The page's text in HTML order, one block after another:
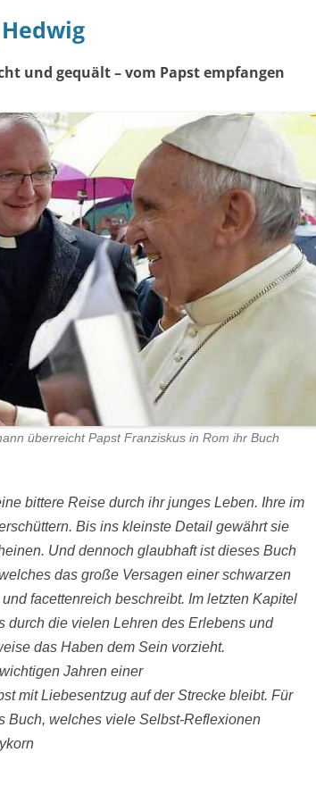
LITERATUR ÜBER DORSTEN
LINKS DANK
und gequält – vom Papst empfangen
überreicht Papst Franziskus in Rom ihr Buch
bittere Reise durch ihr junges Leben. Ihre im
Bis ins kleinste Detail gewährt sie
Und dennoch glaubhaft ist dieses Buch
das große Versagen einer schwarzen
facettenreich beschreibt. Im letzten Kapitel
durch die vielen Lehren des Erlebens und
das Haben dem Sein vorzieht.
Jahren einer
mit Liebesentzug auf der Strecke bleibt. Für
Buch, welches viele Selbst-Reflexionen